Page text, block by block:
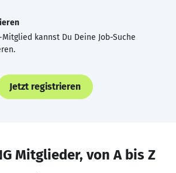
kannst Du Deine Job-Suche
Jetzt registrieren
Mitglieder, von A bis Z